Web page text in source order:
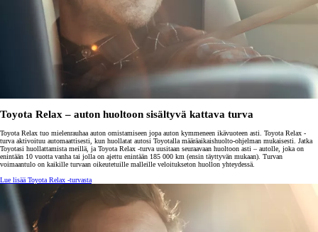
Toyota Relax – auton huoltoon sisältyvä kattava turva
Toyota Relax tuo mielenrauhaa auton omistamiseen jopa auton kymmeneen ikävuoteen asti. Toyota Relax -
turva aktivoituu automaattisesti, kun huollatat autosi Toyotalla määräaikaishuolto-ohjelman mukaisesti. Jatka
Toyotasi huollattamista meillä, ja Toyota Relax -turva uusitaan seuraavaan huoltoon asti – autolle, joka on
enintään 10 vuotta vanha tai jolla on ajettu enintään 185 000 km (ensin täyttyvän mukaan). Turvan
voimaantulo on kaikille turvaan oikeutetuille malleille veloitukseton huollon yhteydessä.
Lue lisää Toyota Relax -turvasta